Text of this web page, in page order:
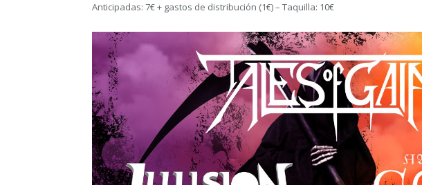
Anticipadas: 7€ + gastos de distribución (1€) – Taquilla: 10€